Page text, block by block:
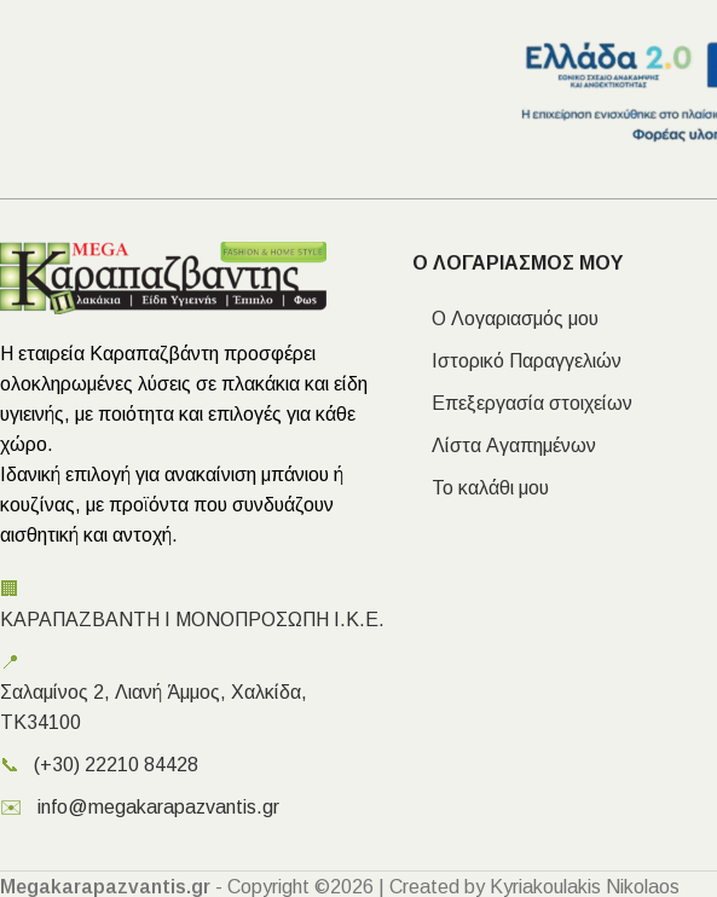
Η εταιρεία Καραπαζβάντη προσφέρει
ολοκληρωμένες λύσεις σε πλακάκια και είδη
υγιεινής, με ποιότητα και επιλογές για κάθε
χώρο.
Ιδανική επιλογή για ανακαίνιση μπάνιου ή
κουζίνας, με προϊόντα που συνδυάζουν
αισθητική και αντοχή.
🏢
ΚΑΡΑΠΑΖΒΑΝΤΗ Ι ΜΟΝΟΠΡΟΣΩΠΗ Ι.Κ.Ε.
📍
Σαλαμίνος 2, Λιανή Άμμος, Χαλκίδα,
ΤΚ34100
📞 (+30) 22210 84428
✉️ info@megakarapazvantis.gr
Ο ΛΟΓΑΡΙΑΣΜΟΣ ΜΟΥ
Ο Λογαριασμός μου
Ιστορικό Παραγγελιών
Επεξεργασία στοιχείων
Λίστα Αγαπημένων
Το καλάθι μου
Megakarapazvantis.gr - Copyright ©2026 | Created by Kyriakoulakis Nikolaos